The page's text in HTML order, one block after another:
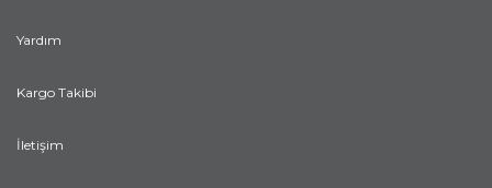
Yardım
Kargo Takibi
İletişim